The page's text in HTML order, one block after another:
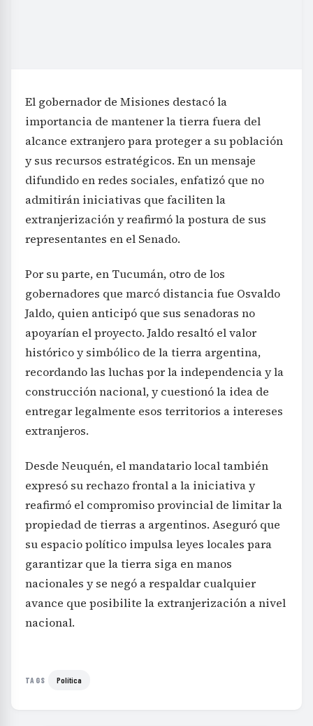
El gobernador de Misiones destacó la
importancia de mantener la tierra fuera del
alcance extranjero para proteger a su población
y sus recursos estratégicos. En un mensaje
difundido en redes sociales, enfatizó que no
admitirán iniciativas que faciliten la
extranjerización y reafirmó la postura de sus
representantes en el Senado.
Por su parte, en Tucumán, otro de los
gobernadores que marcó distancia fue Osvaldo
Jaldo, quien anticipó que sus senadoras no
apoyarían el proyecto. Jaldo resaltó el valor
histórico y simbólico de la tierra argentina,
recordando las luchas por la independencia y la
construcción nacional, y cuestionó la idea de
entregar legalmente esos territorios a intereses
extranjeros.
Desde Neuquén, el mandatario local también
expresó su rechazo frontal a la iniciativa y
reafirmó el compromiso provincial de limitar la
propiedad de tierras a argentinos. Aseguró que
su espacio político impulsa leyes locales para
garantizar que la tierra siga en manos
nacionales y se negó a respaldar cualquier
avance que posibilite la extranjerización a nivel
nacional.
TAGS Política